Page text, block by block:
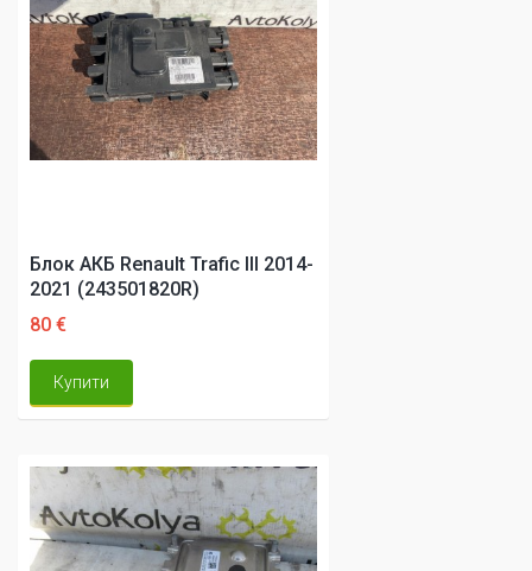
Блок АКБ Renault Trafic III 2014-
2021 (243501820R)
80 €
Купити